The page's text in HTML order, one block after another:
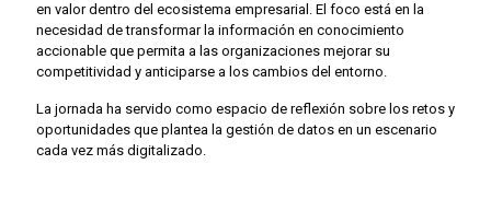
en valor dentro del ecosistema empresarial. El foco está en la
necesidad de transformar la información en conocimiento
accionable que permita a las organizaciones mejorar su
competitividad y anticiparse a los cambios del entorno.
La jornada ha servido como espacio de reflexión sobre los retos y
oportunidades que plantea la gestión de datos en un escenario
cada vez más digitalizado.